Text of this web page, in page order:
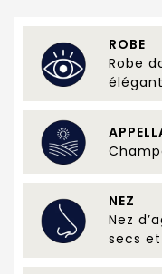
ROBE
Robe
NEZ
Nez
secs